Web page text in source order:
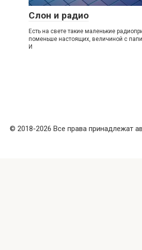
Слон и радио
Есть на свете такие маленькие
поменьше настоящих, величиной с
И
© 2018-2026 Все права принадлежат